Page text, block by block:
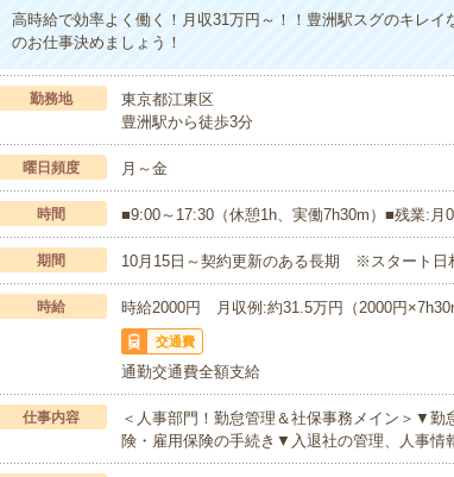
高時給で効率よく働く！月収31万円～！！豊洲駅スグのキレ
のお仕事決めましょう！
勤務地
東京都江東区
豊洲駅から徒歩3分
曜日頻度 月～金
時間 ■9:00～17:30（休憩1h、実働7h30m）■残業:月
期間 10月15日～契約更新のある長期 ※スタート日
時給 時給2000円 月収例:約31.5万円（2000円
交通費
通勤交通費全額支給
仕事内容
＜人事部門！勤怠管理＆社保事務メイン＞▼
険・雇用保険の手続き▼入退社の管理、人事